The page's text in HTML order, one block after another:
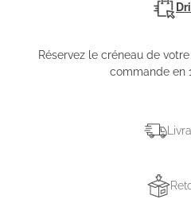
Réservez le créneau de
commande en